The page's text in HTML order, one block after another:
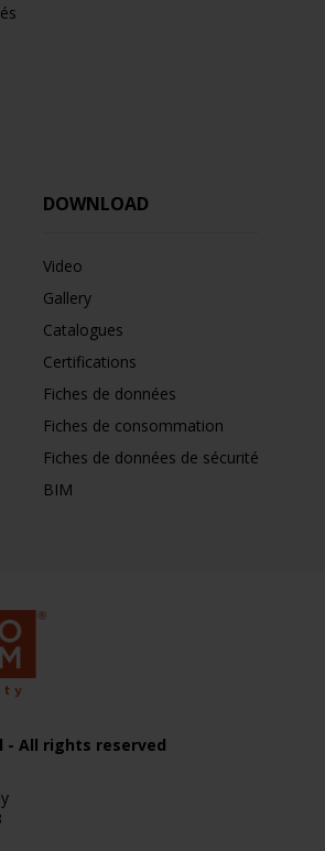
DOWNLOAD
Video
Gallery
Catalogues
Certifications
Fiches de données
Fiches de consommation
Fiches de données de sécurité
BIM
- All rights reserved